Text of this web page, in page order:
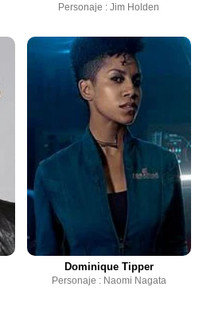
Personaje : Jim Holden
Dominique Tipper
Personaje : Naomi Nagata